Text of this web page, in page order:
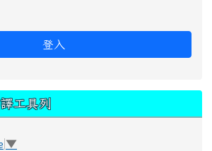
登入
工具列
▼